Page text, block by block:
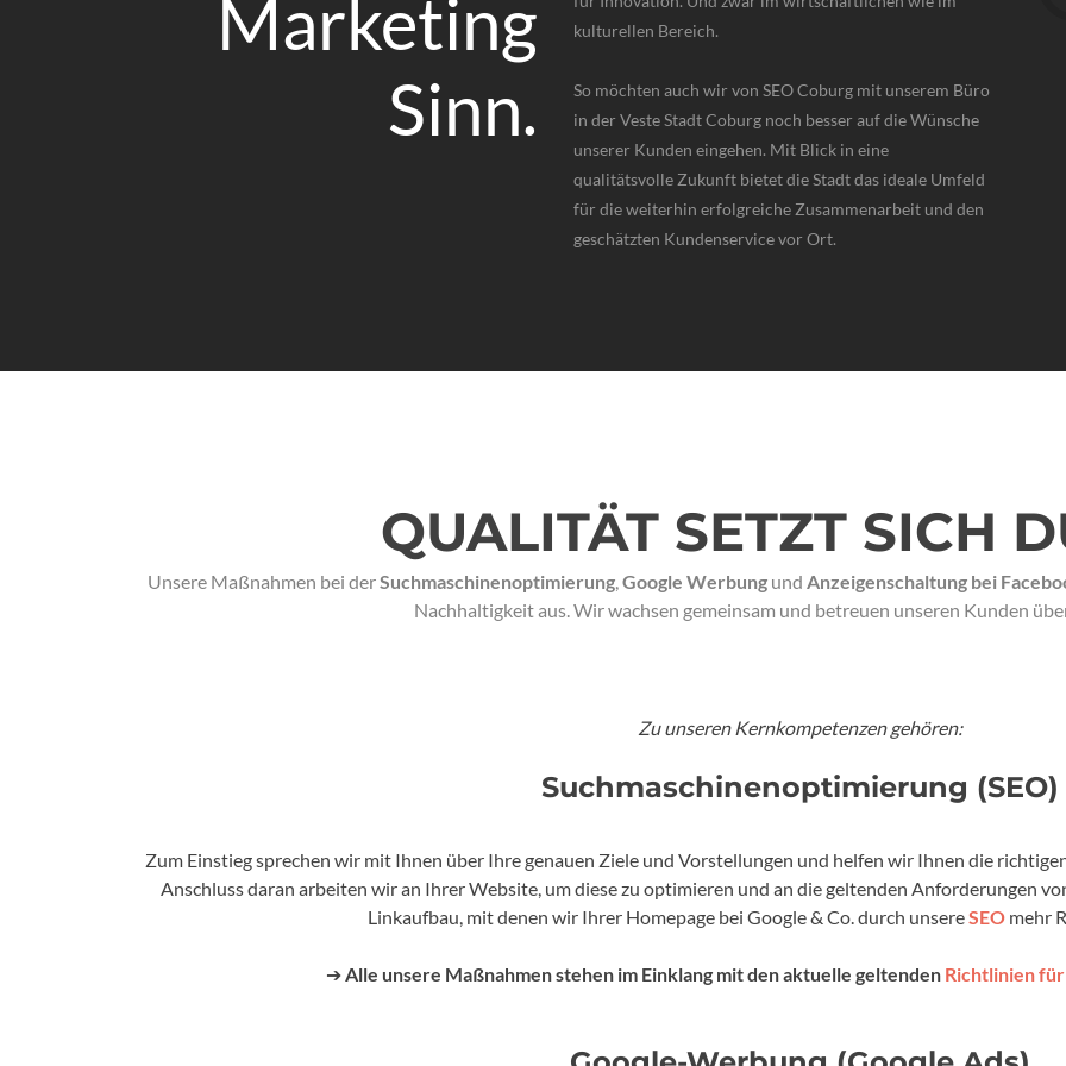
Marketing
Sinn.
kulturellen Bereich.
So möchten auch wir von SEO Coburg mit unserem Büro
in der Veste Stadt Coburg noch besser auf die Wünsche
unserer Kunden eingehen. Mit Blick in eine
qualitätsvolle Zukunft bietet die Stadt das ideale Umfeld
für die weiterhin erfolgreiche Zusammenarbeit und den
geschätzten Kundenservice vor Ort.
QUALITÄT SETZT SICH
Unsere Maßnahmen bei derSuchmaschinenoptimierung,Google Werbungund Anzeigenschaltung bei
Nachhaltigkeit aus. Wir wachsen gemeinsam und betreuen unseren Kunden
Zu unseren Kernkompetenzen gehören:
Suchmaschinenoptimierung (SEO)
Zum Einstieg sprechen wir mit Ihnen über Ihre genauen Ziele und Vorstellungen und helfen wir Ihnen die
Anschluss daran arbeiten wir an Ihrer Website, um diese zu optimieren und an die geltenden Anforderungen
Linkaufbau, mit denen wir Ihrer Homepage bei Google & Co. durch unsereSEO mehr
➔Alle unsere Maßnahmen stehen im Einklang mit den aktuelle geltenden Richtlinien